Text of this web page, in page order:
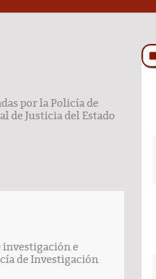
por la Policía de
de Justicia del Estado
investigación e
de Investigación